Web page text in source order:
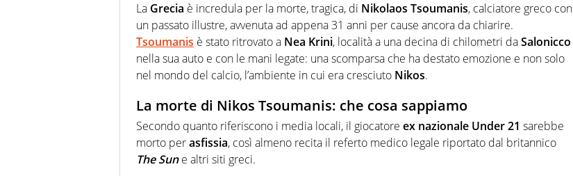
La Grecia è incredula per la morte, tragica, di Nikolaos Tsoumanis, calciatore greco con
un passato illustre, avvenuta ad appena 31 anni per cause ancora da chiarire.
Tsoumanis è stato ritrovato a Nea Krini, località a una decina di chilometri daSalonicco
nella sua auto e con le mani legate: una scomparsa che ha destato emozione e non solo
nel mondo del calcio, l’ambiente in cui era cresciuto Nikos.
La morte di Nikos Tsoumanis: che cosa sappiamo
Secondo quanto riferiscono i media locali, il giocatore ex nazionale Under 21 sarebbe
morto perasfissia, così almeno recita il referto medico legale riportato dal britannico
The Sune altri siti greci.